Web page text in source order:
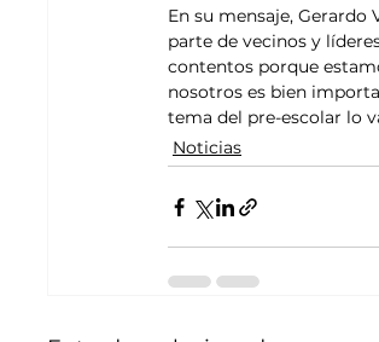
En su mensaje, Gerardo
parte de vecinos y
contentos porque
nosotros es bien
tema del pre-escolar lo
Noticias